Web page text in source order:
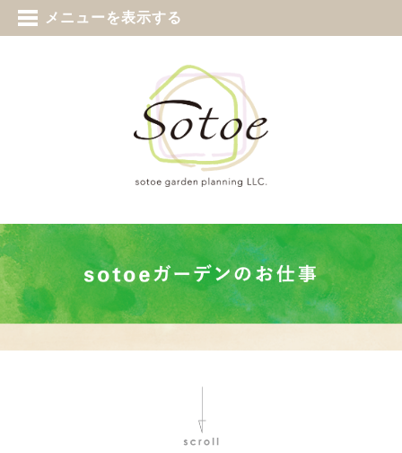
メニューを表示する
tel 0187-73-5388